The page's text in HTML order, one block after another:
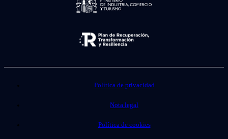
Política de privacidad
Nota legal
Política de cookies